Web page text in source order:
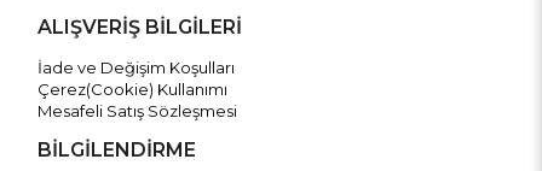
ALIŞVERİŞ BİLGİLERİ
İade ve Değişim Koşulları
Çerez(Cookie) Kullanımı
Mesafeli Satış Sözleşmesi
BİLGİLENDİRME